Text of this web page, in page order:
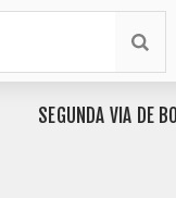
SEGUNDA VIA DE